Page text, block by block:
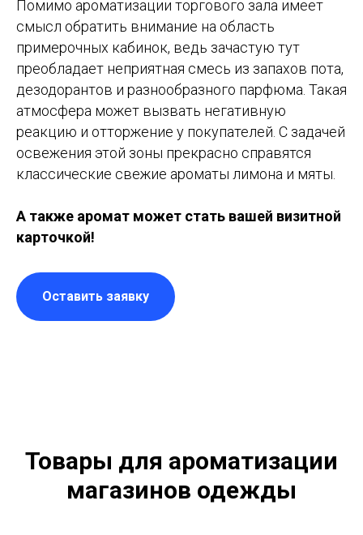
Помимо ароматизации торгового зала имеет
смысл обратить внимание на область
примерочных кабинок, ведь зачастую тут
преобладает неприятная смесь из запахов пота,
дезодорантов и разнообразного парфюма. Такая
атмосфера может вызвать негативную
реакцию и отторжение у покупателей. С задачей
освежения этой зоны прекрасно справятся
классические свежие ароматы лимона и мяты.
А также аромат может стать вашей визитной
карточкой!
Оставить заявку
Товары для ароматизации
магазинов одежды